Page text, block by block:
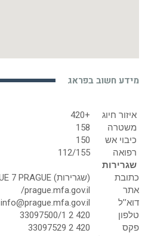
מידע חשוב בפראג
איזור חיוג
+420
משטרה
158
כיבוי אש
150
רפואה
112/155
שגרירות
כתובת
(שגרירות) BADENIHO 2 17000 PRAGUE 7 PRAGUE
אתר
prague.mfa.gov.il/
דוא’’ל
info@prague.mfa.gov.il
טלפון
420 2 33097500/1
פקס
420 2 33097529